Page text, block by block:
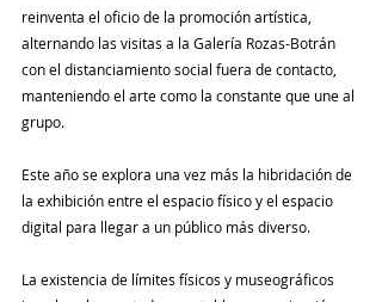
reinventa el oficio de la promoción artística,
alternando las visitas a la Galería Rozas-Botrán
con el distanciamiento social fuera de contacto,
manteniendo el arte como la constante que une al
grupo.
Este año se explora una vez más la hibridación de
la exhibición entre el espacio físico y el espacio
digital para llegar a un público más diverso.
La existencia de límites físicos y museográficos